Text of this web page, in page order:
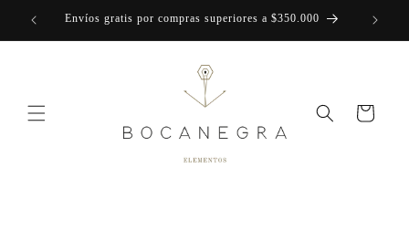
Skip to
content
Envíos gratis por compras superiores a $350.000
Cart